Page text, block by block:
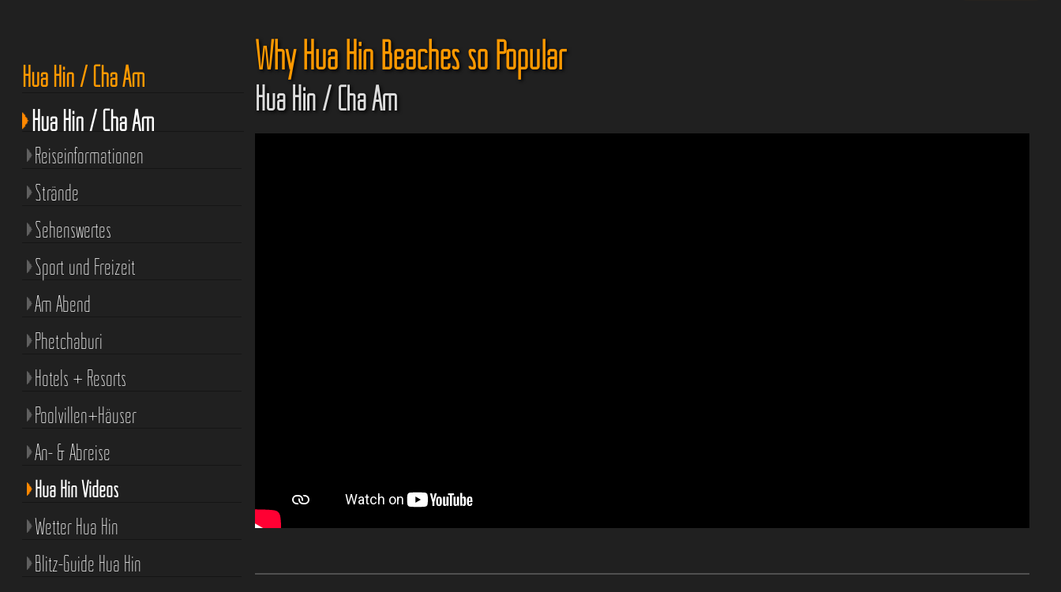
Why Hua Hin Beaches so Popular
Hua Hin / Cha Am
Hua Hin / Cha Am
Hua Hin / Cha Am
Reiseinformationen
Strände
Sehenswertes
Sport und Freizeit
Am Abend
Phetchaburi
Hotels + Resorts
Poolvillen+Häuser
An- & Abreise
Hua Hin Videos
Wetter Hua Hin
Blitz-Guide Hua Hin